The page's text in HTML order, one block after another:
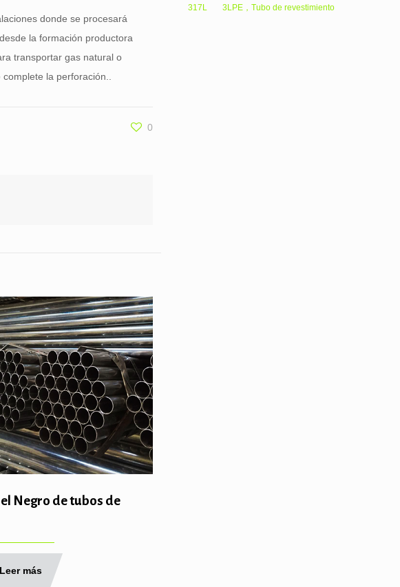
donde se procesará
la formación productora
transportar gas natural o
la perforación..
0
el Negro de tubos de
Leer más
317L 3LPE，Tubo de revestimiento